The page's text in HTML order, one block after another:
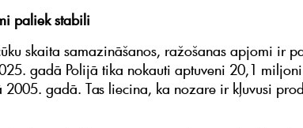
paliek stabili
skaita samazināšanos, ražošanas apjomi ir
gadā Polijā tika nokauti aptuveni 20,1
2005. gadā. Tas liecina, ka nozare ir kļuvusi